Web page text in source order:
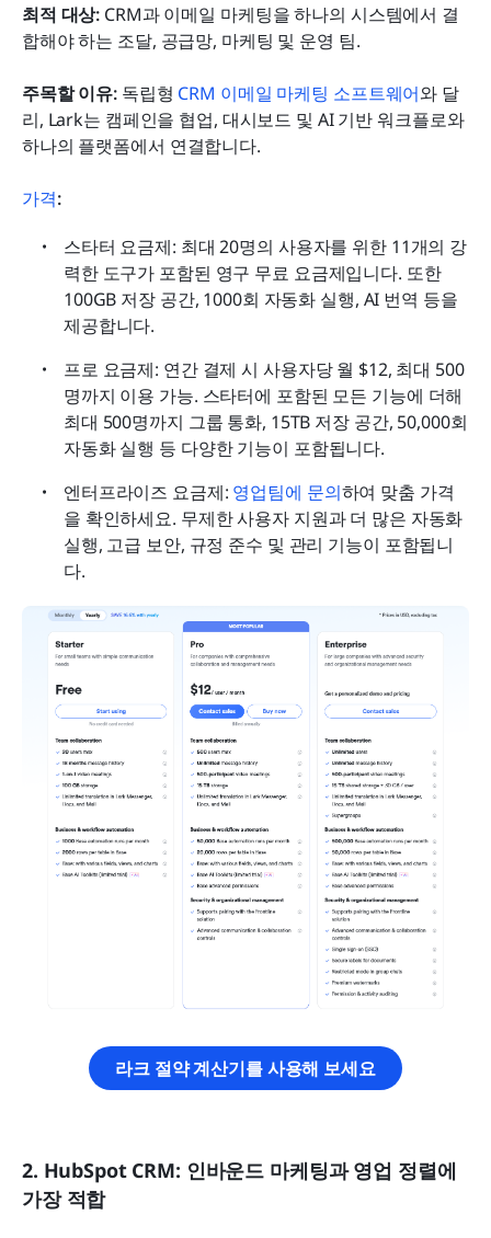
최적 대상: CRM과 이메일 마케팅을 하나의 시스템에서 결
합해야 하는 조달, 공급망, 마케팅 및 운영 팀.
주목할 이유: 독립형 CRM 이메일 마케팅 소프트웨어와 달
리, Lark는 캠페인을 협업, 대시보드 및 AI 기반 워크플로와
하나의 플랫폼에서 연결합니다.
가격:
스타터 요금제: 최대 20명의 사용자를 위한 11개의 강
력한 도구가 포함된 영구 무료 요금제입니다. 또한
100GB 저장 공간, 1000회 자동화 실행, AI 번역 등을
제공합니다.
프로 요금제: 연간 결제 시 사용자당 월 $12, 최대 500
명까지 이용 가능. 스타터에 포함된 모든 기능에 더해
최대 500명까지 그룹 통화, 15TB 저장 공간, 50,000회
자동화 실행 등 다양한 기능이 포함됩니다.
엔터프라이즈 요금제: 영업팀에 문의하여 맞춤 가격
을 확인하세요. 무제한 사용자 지원과 더 많은 자동화
실행, 고급 보안, 규정 준수 및 관리 기능이 포함됩니
다.
라크 절약 계산기를 사용해 보세요
2. HubSpot CRM: 인바운드 마케팅과 영업 정렬에
가장 적합